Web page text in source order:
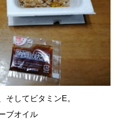
そしてビタミンE。
ブオイル